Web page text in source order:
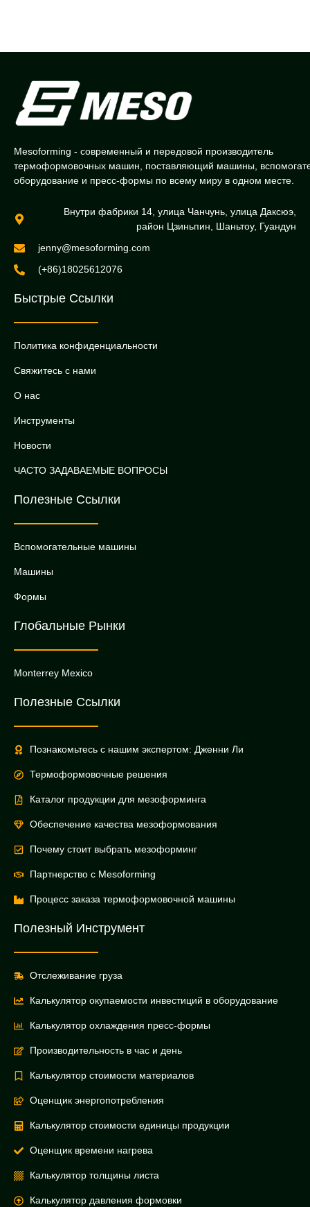
Mesoforming - современный и передовой производитель
термоформовочных машин, поставляющий машины,
оборудование и пресс-формы по всему миру в одном месте.
Внутри фабрики 14, улица Чанчунь, улица Даксюэ,
район Цзиньпин, Шаньтоу, Гуандун
jenny@mesoforming.com
(+86)18025612076
Быстрые Ссылки
Политика конфиденциальности
Свяжитесь с нами
О нас
Инструменты
Новости
ЧАСТО ЗАДАВАЕМЫЕ ВОПРОСЫ
Полезные Ссылки
Вспомогательные машины
Машины
Формы
Глобальные Рынки
Monterrey Mexico
Полезные Ссылки
Познакомьтесь с нашим экспертом: Дженни Ли
Термоформовочные решения
Каталог продукции для мезоформинга
Обеспечение качества мезоформования
Почему стоит выбрать мезоформинг
Партнерство с Mesoforming
Процесс заказа термоформовочной машины
Полезный Инструмент
Отслеживание груза
Калькулятор окупаемости инвестиций в оборудование
Калькулятор охлаждения пресс-формы
Производительность в час и день
Калькулятор стоимости материалов
Оценщик энергопотребления
Калькулятор стоимости единицы продукции
Оценщик времени нагрева
Калькулятор толщины листа
Калькулятор давления формовки